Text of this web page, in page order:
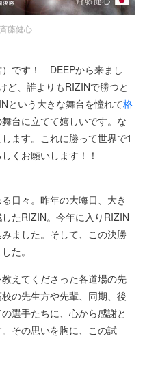
藤健心
）です！ DEEPから来まし
ど、誰よりもRIZINで勝つと
という大きな舞台を憧れて格
台に立てて嬉しいです。な
ます。これに勝って世界で1
くお願いします！！
日々。昨年の大晦日、大き
たRIZIN。今年に入りRIZIN
ました。そして、この決勝
た。
えてくださった各道場の先
の先生方や先輩、同期、後
選手たちに、心から感謝と
その思いを胸に、この試